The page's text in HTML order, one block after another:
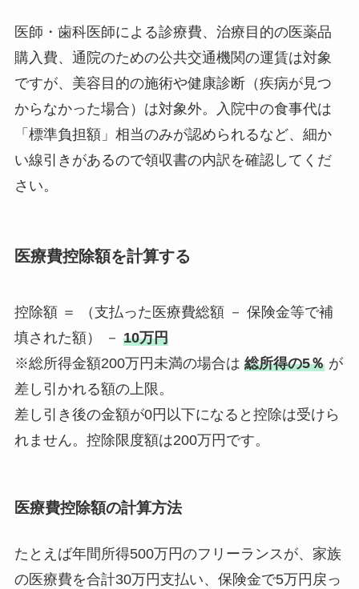
医師・歯科医師による診療費、治療目的の医薬品
購入費、通院のための公共交通機関の運賃は対象
ですが、美容目的の施術や健康診断（疾病が見つ
からなかった場合）は対象外。入院中の食事代は
「標準負担額」相当のみが認められるなど、細か
い線引きがあるので領収書の内訳を確認してくだ
さい。
医療費控除額を計算する
控除額 ＝ （支払った医療費総額 － 保険金等で補
填された額） － 10万円
※総所得金額200万円未満の場合は 総所得の5％が
差し引かれる額の上限。
差し引き後の金額が0円以下になると控除は受けら
れません。控除限度額は200万円です。
医療費控除額の計算方法
たとえば年間所得500万円のフリーランスが、家族
の医療費を合計30万円支払い、保険金で5万円戻っ